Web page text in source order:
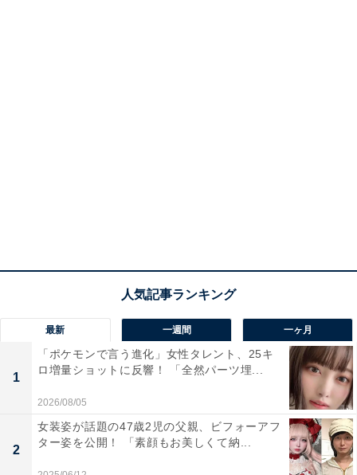
最新 一週間 一ヶ月
1
「ポケモンで言う進化」女性タレント、25キ
ロ増量ショットに反響！ 「全然パーツ埋...
2026/08/05
2
女装姿が話題の47歳2児の父親、ビフォーアフ
ター姿を公開！ 「素顔もお美しくて納...